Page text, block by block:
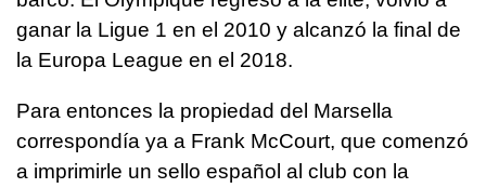
ganar la Ligue 1 en el 2010 y alcanzó la final de
la Europa League en el 2018.
Para entonces la propiedad del Marsella
correspondía ya a Frank McCourt, que comenzó
a imprimirle un sello español al club con la